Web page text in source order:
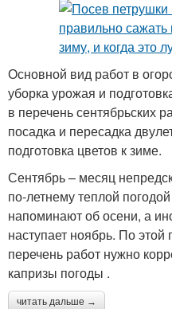
Основной вид работ в
уборка урожая и
в перечень сентябрьских
посадка и пересадка
подготовка цветов к зиме.
Сентябрь – месяц
по-летнему теплой
напоминают об осени, а
наступает ноябрь. По
перечень работ нужно
капризы погоды .
читать дальше →